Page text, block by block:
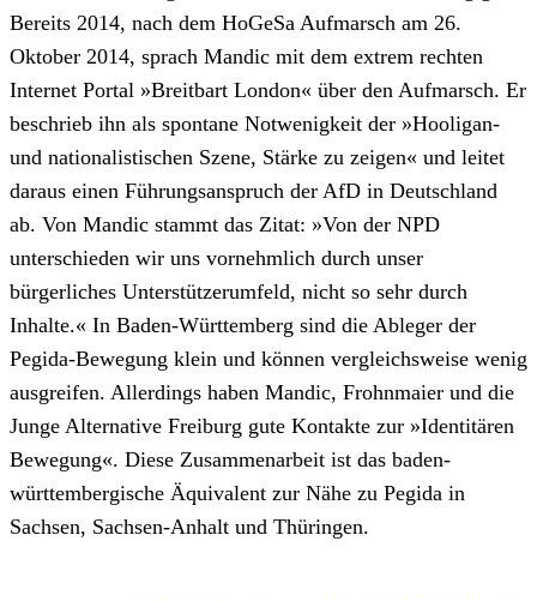
Bereits 2014, nach dem HoGeSa Aufmarsch am 26.
Oktober 2014, sprach Mandic mit dem extrem rechten
Internet Portal »Breitbart London« über den Aufmarsch. Er
beschrieb ihn als spontane Notwenigkeit der »Hooligan-
und nationalistischen Szene, Stärke zu zeigen« und leitet
daraus einen Führungsanspruch der AfD in Deutschland
ab. Von Mandic stammt das Zitat: »Von der NPD
unterschieden wir uns vornehmlich durch unser
bürgerliches Unterstützerumfeld, nicht so sehr durch
Inhalte.« In Baden-Württemberg sind die Ableger der
Pegida-Bewegung klein und können vergleichsweise wenig
ausgreifen. Allerdings haben Mandic, Frohnmaier und die
Junge Alternative Freiburg gute Kontakte zur »Identitären
Bewegung«. Diese Zusammenarbeit ist das baden-
württembergische Äquivalent zur Nähe zu Pegida in
Sachsen, Sachsen-Anhalt und Thüringen.